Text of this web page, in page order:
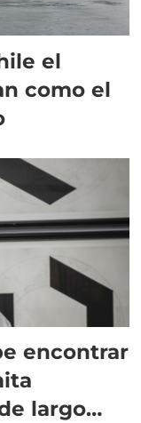
el
como el
encontrar
largo